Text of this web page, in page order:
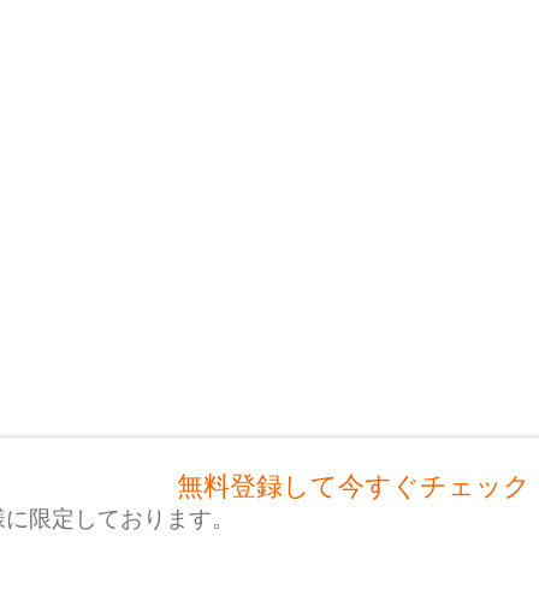
無料登録して今すぐチェック
限定しております。